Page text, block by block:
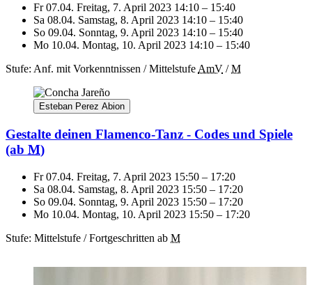
Fr 07.04. Freitag, 7. April 2023 14:10 – 15:40
Sa 08.04. Samstag, 8. April 2023 14:10 – 15:40
So 09.04. Sonntag, 9. April 2023 14:10 – 15:40
Mo 10.04. Montag, 10. April 2023 14:10 – 15:40
Stufe: Anf. mit Vorkenntnissen / Mittelstufe AmV /M
Esteban Perez Abion
Gestalte deinen Flamenco-Tanz - Codes und Spiele
(ab M)
Fr 07.04. Freitag, 7. April 2023 15:50 – 17:20
Sa 08.04. Samstag, 8. April 2023 15:50 – 17:20
So 09.04. Sonntag, 9. April 2023 15:50 – 17:20
Mo 10.04. Montag, 10. April 2023 15:50 – 17:20
Stufe: Mittelstufe / Fortgeschritten ab M